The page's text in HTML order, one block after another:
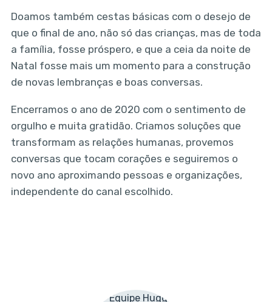
Doamos também cestas básicas com o desejo de
que o final de ano, não só das crianças, mas de toda
a família, fosse próspero, e que a ceia da noite de
Natal fosse mais um momento para a construção
de novas lembranças e boas conversas.
Encerramos o ano de 2020 com o sentimento de
orgulho e muita gratidão. Criamos soluções que
transformam as relações humanas, provemos
conversas que tocam corações e seguiremos o
novo ano aproximando pessoas e organizações,
independente do canal escolhido.